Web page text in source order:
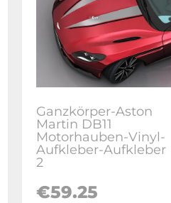
Ganzkörper-Aston
Martin DB11
Motorhauben-Vinyl-
Aufkleber-Aufkleber
2
€59.25